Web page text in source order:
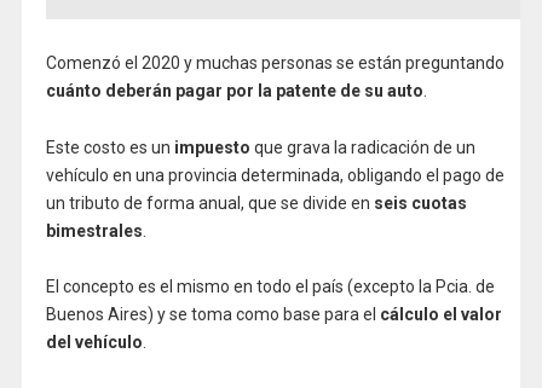
Comenzó el 2020 y muchas personas se están preguntando
cuánto deberán pagar por la patente de su auto
Este costo es un impuesto que grava la radicación de un
vehículo en una provincia determinada, obligando el pago de
un tributo de forma anual, que se divide en seis cuotas
bimestrales
El concepto es el mismo en todo el país (excepto la Pcia. de
Buenos Aires) y se toma como base para el cálculo el valor
del vehículo.